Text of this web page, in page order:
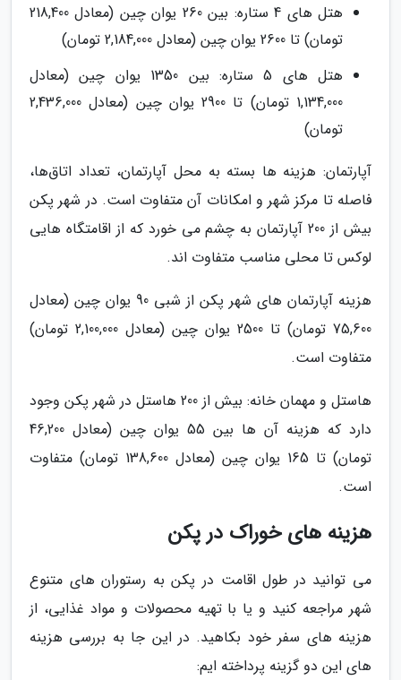
هتل های 4 ستاره: بین 260 یوان چین (معادل 218,400
تومان) تا 2600 یوان چین (معادل 2,184,000 تومان)
هتل های 5 ستاره: بین 1350 یوان چین (معادل
1,134,000 تومان) تا 2900 یوان چین (معادل 2,436,000
تومان)
آپارتمان: هزینه ‌ها بسته به محل آپارتمان، تعداد اتاق‌ها،
فاصله تا مرکز شهر و امکانات آن متفاوت است. در شهر پکن
بیش از 200 آپارتمان به چشم می خورد که از اقامتگاه هایی
لوکس تا محلی مناسب متفاوت اند.
هزینه آپارتمان های شهر پکن از شبی 90 یوان چین (معادل
75,600 تومان) تا 2500 یوان چین (معادل 2,100,000 تومان)
متفاوت است.
هاستل و مهمان خانه: بیش از 200 هاستل در شهر پکن وجود
دارد که هزینه آن ها بین 55 یوان چین (معادل 46,200
تومان) تا 165 یوان چین (معادل 138,600 تومان) متفاوت
است.
هزینه‌ های خوراک در پکن
می توانید در طول اقامت در پکن به رستوران های متنوع
شهر مراجعه کنید و یا با تهیه محصولات و مواد غذایی، از
هزینه های سفر خود بکاهید. در این جا به بررسی هزینه
های این دو گزینه پرداخته ایم: